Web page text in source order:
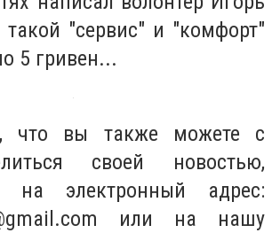
"сервис" и "комфорт"
5 гривен...
что вы также можете с
своей новостью,
на электронный адрес:
или на нашу